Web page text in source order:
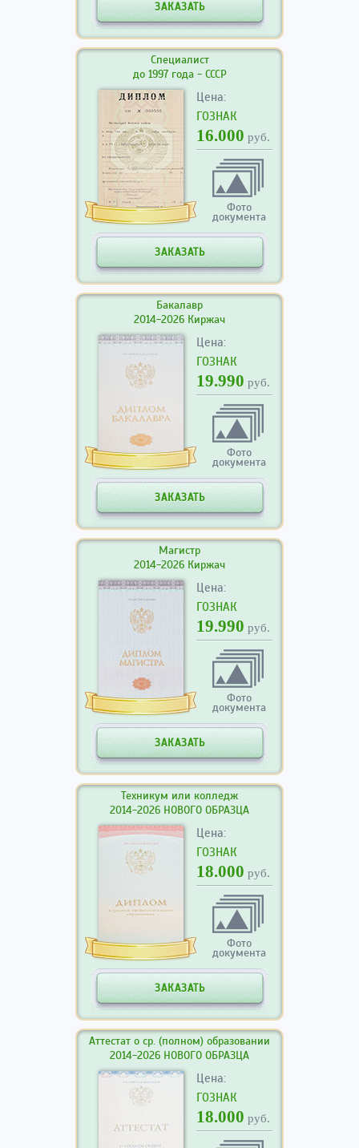
ЗАКАЗАТЬ
Специалист
до 1997 года - СССР
Цена:
ГОЗНАК
16.000 руб.
Фото
документа
ЗАКАЗАТЬ
Бакалавр
2014-2026 Киржач
Цена:
ГОЗНАК
19.990 руб.
Фото
документа
ЗАКАЗАТЬ
Магистр
2014-2026 Киржач
Цена:
ГОЗНАК
19.990 руб.
Фото
документа
ЗАКАЗАТЬ
Техникум или колледж
2014-2026 НОВОГО ОБРАЗЦА
Цена:
ГОЗНАК
18.000 руб.
Фото
документа
ЗАКАЗАТЬ
Аттестат о ср. (полном) образовании
2014-2026 НОВОГО ОБРАЗЦА
Цена:
ГОЗНАК
18.000 руб.